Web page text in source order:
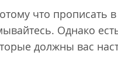
что прописать
Однако
должны вас